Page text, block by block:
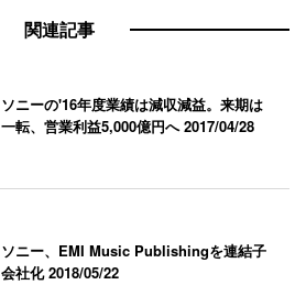
関連記事
ソニーの'16年度業績は減収減益。来期は
一転、営業利益5,000億円へ2017/04/28
ソニー、EMI Music Publishingを連結子
会社化2018/05/22